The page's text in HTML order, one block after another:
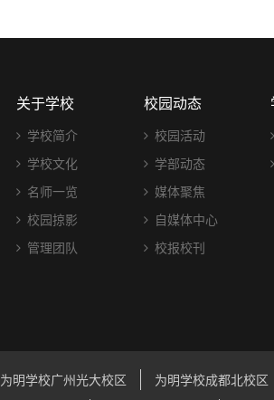
关于学校
学校简介
学校文化
名师一览
校园掠影
管理团队
校园动态
校园活动
学部动态
媒体聚焦
自媒体中心
校报校刊
为明学校广州光大校区 为明学校成都北校区